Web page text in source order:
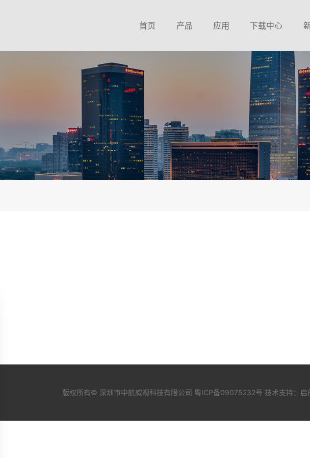
首页 产品
家电专用8Bit Flash单片机
通用型32Bit Flash单片机
TFT彩屏专用控制SOC
电机控制Flash单片机
应用
家电方案
照明方案
健康电子方案
下载中心
锦锐MCU选型表
CA51系列MTP资料
CA51系列MCU资料
CA32系列MCU资料
MCU中文环保报告
MCU英文环保报告
版权所有© 深圳市中航威视科技有限公司 粤ICP备09075232号 技术支持： 启